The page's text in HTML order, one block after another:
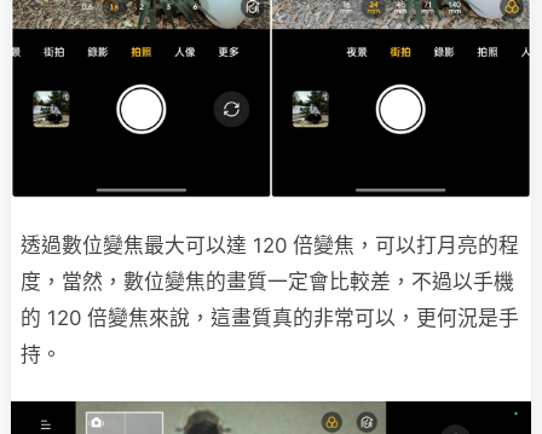
透過數位變焦最大可以達 120 倍變焦，可以打月亮的程
度，當然，數位變焦的畫質一定會比較差，不過以手機
的 120 倍變焦來說，這畫質真的非常可以，更何況是手
持。